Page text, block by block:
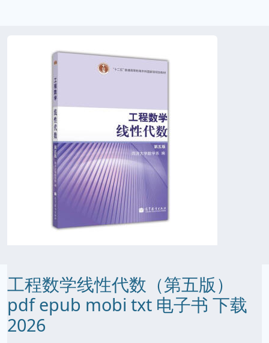
工程数学线性代数（第五版）
pdf epub mobi txt 电子书 下载
2026